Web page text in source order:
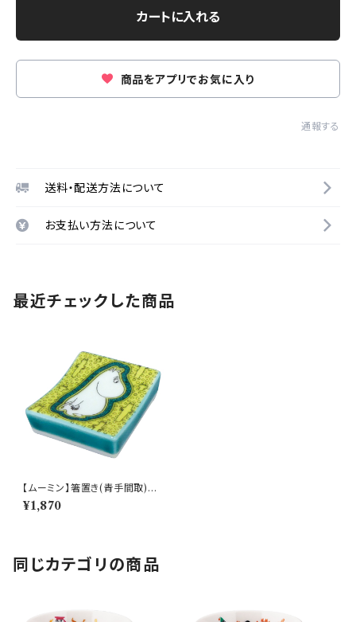
カートに入れる
商品をアプリでお気に入り
通報する
送料・配送方法について
お支払い方法について
最近チェックした商品
【ムーミン】箸置き(青手間取)
【MM13000】MM13001-402
¥1,870
同じカテゴリの商品